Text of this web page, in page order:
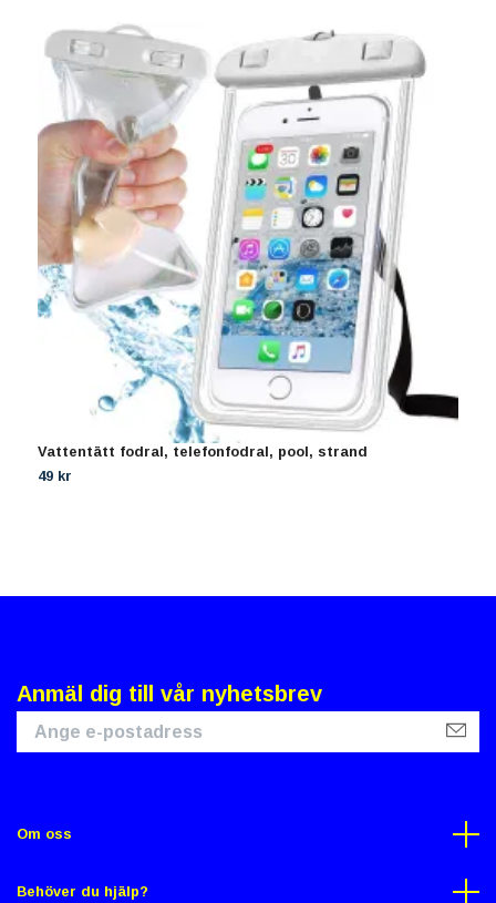
Vattentätt fodral, telefonfodral, pool, strand
49 kr
Anmäl dig till vår nyhetsbrev
Om oss
Behöver du hjälp?